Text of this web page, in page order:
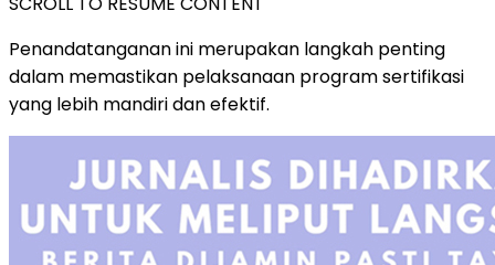
Penandatanganan ini merupakan langkah penting
dalam memastikan pelaksanaan program sertifikasi
yang lebih mandiri dan efektif.